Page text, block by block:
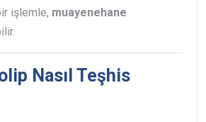
işlemle, muayenehane
Nasıl Teşhis